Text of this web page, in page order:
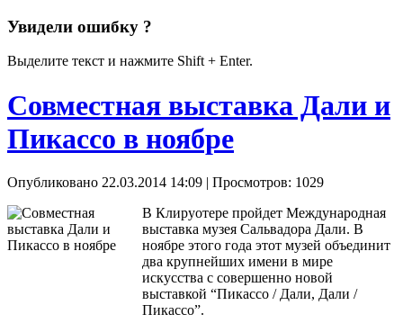
Увидели ошибку ?
Выделите текст и нажмите Shift + Enter.
Совместная выставка Дали и
Пикассо в ноябре
Опубликовано 22.03.2014 14:09 | Просмотров: 1029
В Клируотере пройдет Международная
выставка музея Сальвадора Дали. В
ноябре этого года этот музей объединит
два крупнейших имени в мире
искусства с совершенно новой
выставкой “Пикассо / Дали, Дали /
Пикассо”.